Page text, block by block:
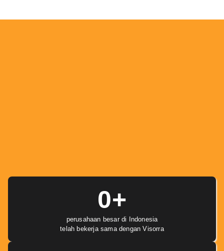
perusahaan besar di Indonesia
telah bekerja sama dengan Visorra
0+